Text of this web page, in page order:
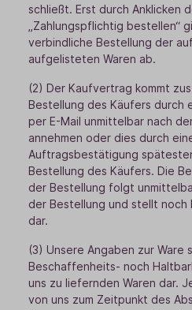
schließt. Erst durch Anklicken
„Zahlungspflichtig bestellen“
verbindliche Bestellung der
aufgelisteten Waren ab.
(2) Der Kaufvertrag kommt
Bestellung des Käufers durch
per E-Mail unmittelbar nach
annehmen oder dies durch
Auftragsbestätigung
Bestellung des Käufers. Die
der Bestellung folgt
der Bestellung und stellt noch
dar.
(3) Unsere Angaben zur Ware
Beschaffenheits- noch
uns zu liefernden Waren dar.
von uns zum Zeitpunkt des